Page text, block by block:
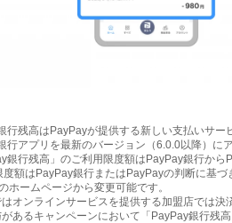
残高はPayPayが提供する新しい支払いサー
アプリを最新のバージョン（6.0.0以降）に
銀行残高」のご利用限度額はPayPay銀行か
度額はPayPay銀行またはPayPayの判断に基
ホームページから変更可能です。
オンラインサービスを提供する加盟店では決
あるキャンペーンにおいて「PayPay銀行残